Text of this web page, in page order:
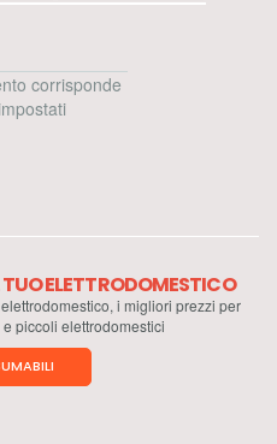
corrisponde
ELETTRODOMESTICO
i migliori prezzi per
piccoli elettrodomestici